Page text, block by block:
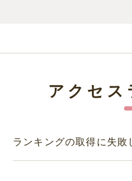
アクセス
ランキングの取得に失敗